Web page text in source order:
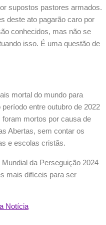
supostos pastores armados.
deste ato pagarão caro por
conhecidos, mas não se
isso. É uma questão de
mortal do mundo para
entre outubro de 2022
mortos por causa de
Abertas, sem contar os
e escolas cristãs.
da Perseguição 2024
mais difíceis para ser
Notícia